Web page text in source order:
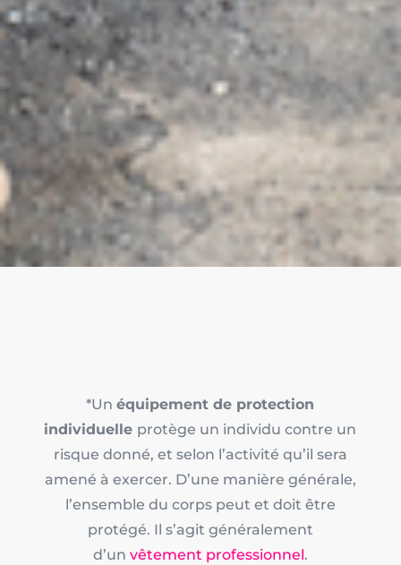
*Unéquipement de protection
individuelle protège un individu contre un
risque donné, et selon l’activité qu’il sera
amené à exercer. D’une manière générale,
l’ensemble du corps peut et doit être
protégé. Il s’agit généralement
d’un vêtement professionnel.